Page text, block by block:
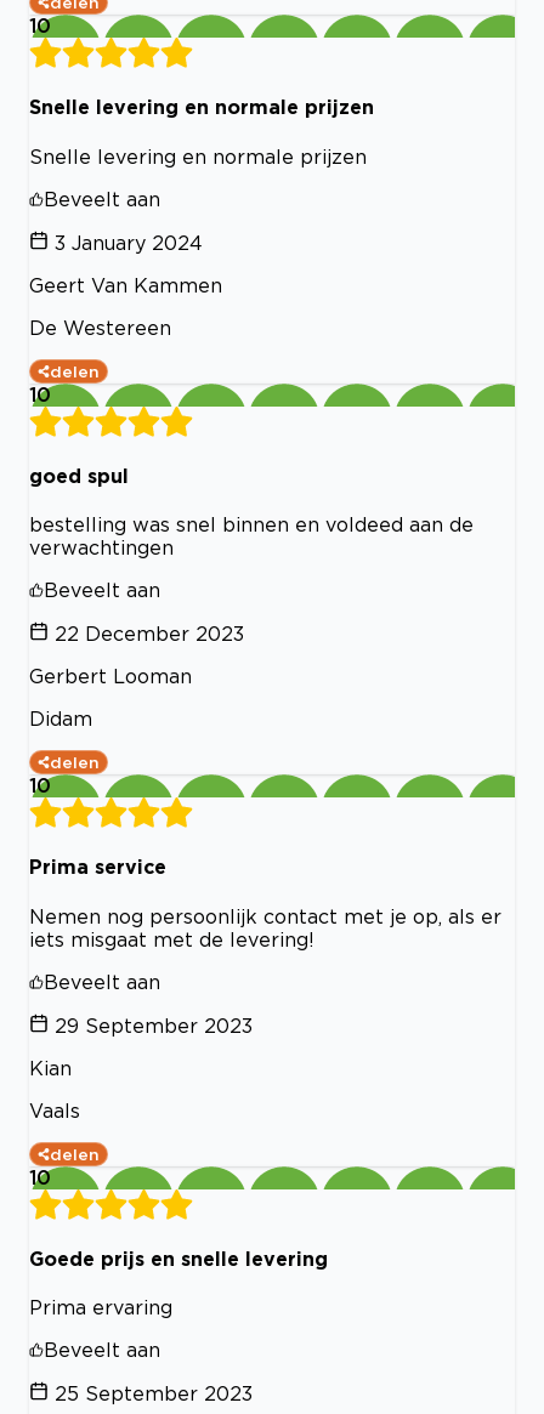
10
Snelle levering en normale prijzen
Snelle levering en normale prijzen
Beveelt aan
3 January 2024
Geert Van Kammen
De Westereen
delen
10
goed spul
bestelling was snel binnen en voldeed aan de
verwachtingen
Beveelt aan
22 December 2023
Gerbert Looman
Didam
delen
10
Prima service
Nemen nog persoonlijk contact met je op, als er
iets misgaat met de levering!
Beveelt aan
29 September 2023
Kian
Vaals
delen
10
Goede prijs en snelle levering
Prima ervaring
Beveelt aan
25 September 2023